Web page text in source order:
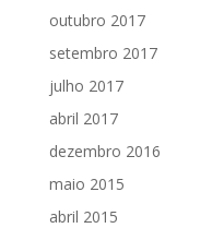
outubro 2017
setembro 2017
julho 2017
abril 2017
dezembro 2016
maio 2015
abril 2015